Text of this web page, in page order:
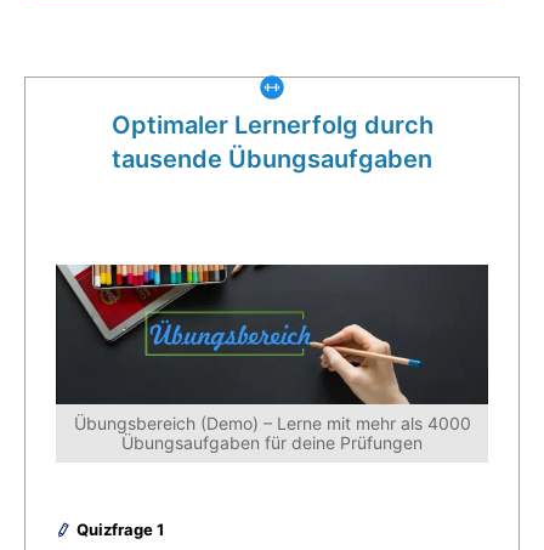
Optimaler Lernerfolg durch
tausende Übungsaufgaben
Übungsbereich (Demo) – Lerne mit mehr als 4000
Übungsaufgaben für deine Prüfungen
Quizfrage 1